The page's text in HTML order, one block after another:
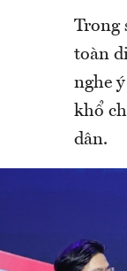
Trong
toàn
nghe
khổ
dân.